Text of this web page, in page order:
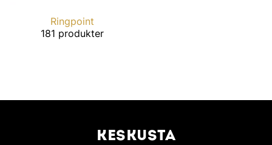
Ringpoint
181 produkter
KESKUSTA